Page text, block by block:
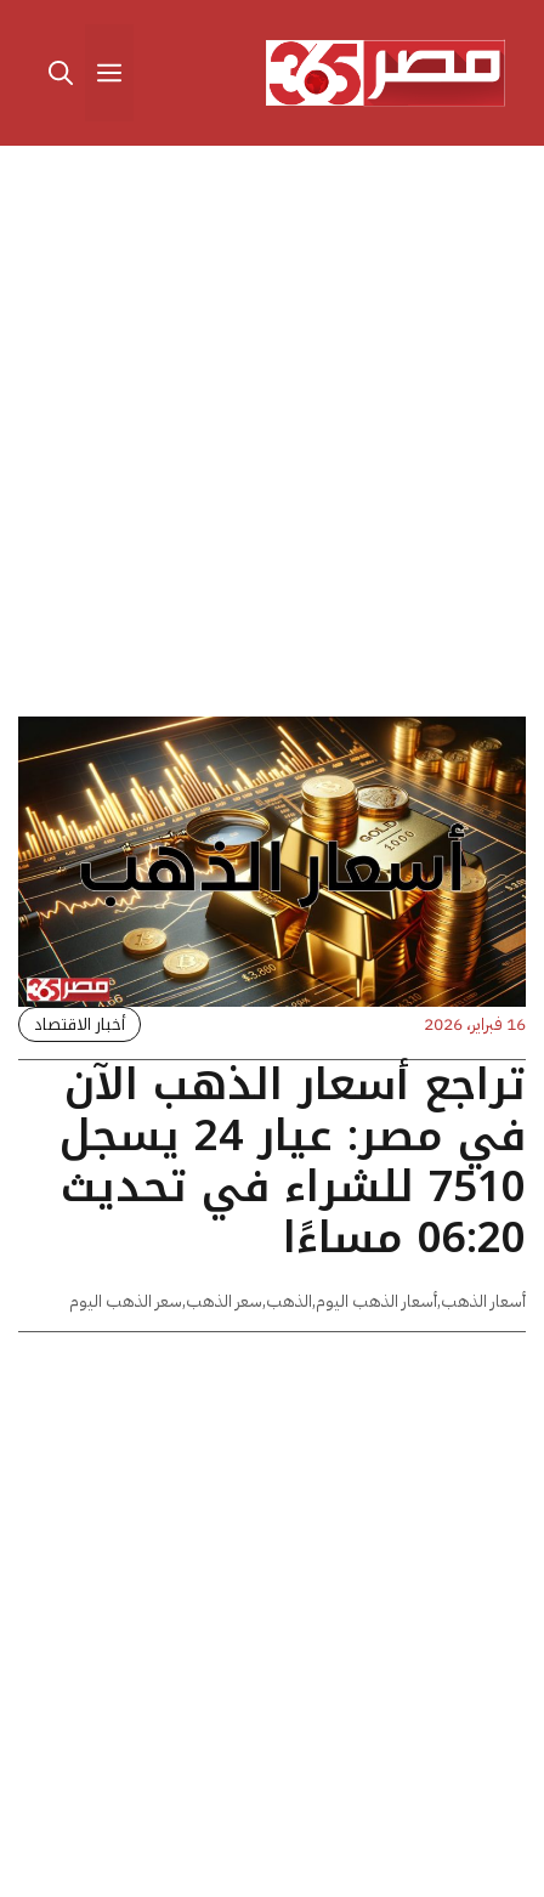
المحتوى القائمة
16 فبراير، 2026 أخبار الاقتصاد
تراجع أسعار الذهب الآن
في مصر: عيار 24 يسجل
7510 للشراء في تحديث
06:20 مساءًا
أسعار الذهب,أسعار الذهب اليوم,الذهب,سعر الذهب,سعر الذهب اليوم